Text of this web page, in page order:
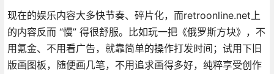
现在的娱乐内容大多快节奏、碎片化，而retroonline.net上
的内容反而 “慢” 得很舒服。比如玩一把《俄罗斯方块》，不
用氪金、不用看广告，就靠简单的操作打发时间；试用下旧
版画图板，随便画几笔，不用追求画得多好，纯粹享受创作